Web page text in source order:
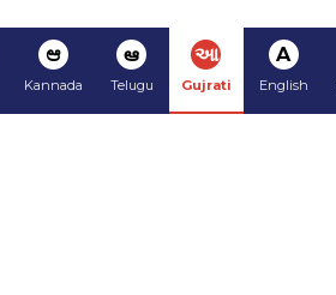
ಆ
Kannada
ఆ
Telugu
આ
Gujrati
A
English